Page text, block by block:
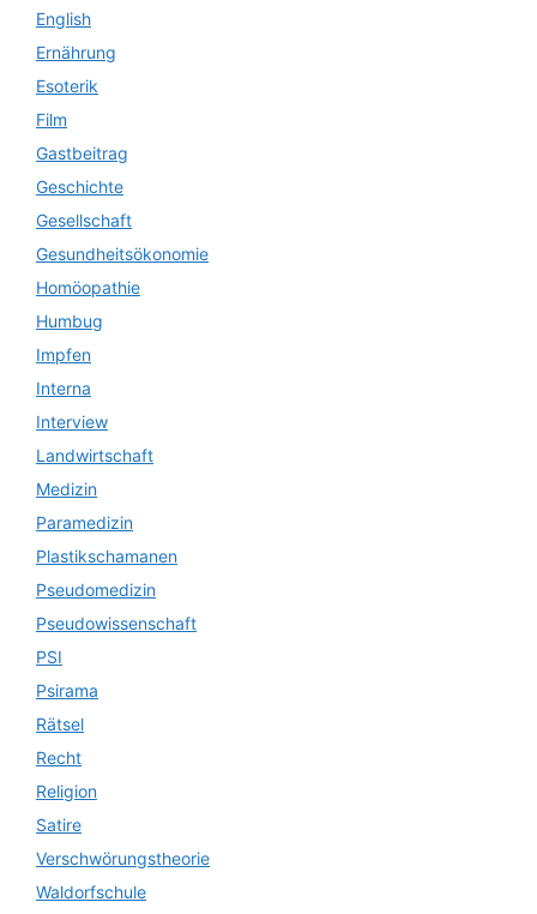
English
Ernährung
Esoterik
Film
Gastbeitrag
Geschichte
Gesellschaft
Gesundheitsökonomie
Homöopathie
Humbug
Impfen
Interna
Interview
Landwirtschaft
Medizin
Paramedizin
Plastikschamanen
Pseudomedizin
Pseudowissenschaft
PSI
Psirama
Rätsel
Recht
Religion
Satire
Verschwörungstheorie
Waldorfschule